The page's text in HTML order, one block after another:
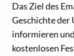
Das Ziel des
Geschichte der
informieren
kostenlosen